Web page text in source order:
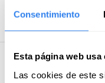
Consentimiento
Esta página web usa
Las cookies de este
Weitere